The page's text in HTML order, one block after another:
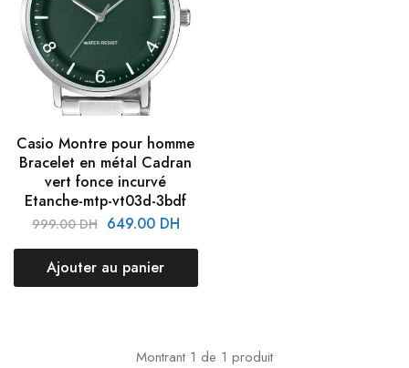
Casio Montre pour homme
Bracelet en métal Cadran
vert fonce incurvé
Etanche-mtp-vt03d-3bdf
999.00DH 649.00 DH
Ajouter au panier
Montrant 1 de 1 produit